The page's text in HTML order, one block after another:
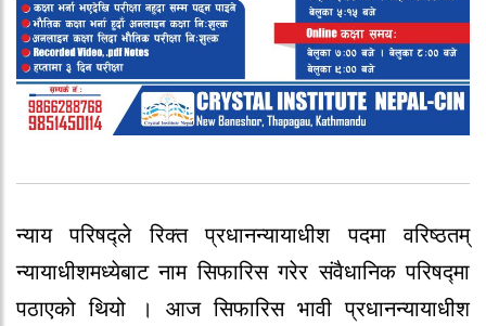
न्याय परिषद्ले रिक्त प्रधानन्यायाधीश पदमा वरिष्ठतम्
न्यायाधीशमध्येबाट नाम सिफारिस गरेर संवैधानिक परिषद्मा
पठाएको थियो । आज सिफारिस भावी प्रधानन्यायाधीश